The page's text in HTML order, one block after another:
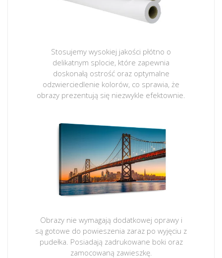
Stosujemy wysokiej jakości płótno o
delikatnym splocie, które zapewnia
doskonałą ostrość oraz optymalne
odzwierciedlenie kolorów, co sprawia, że
obrazy prezentują się niezwykle efektownie.
Obrazy nie wymagają dodatkowej oprawy i
są gotowe do powieszenia zaraz po wyjęciu z
pudełka. Posiadają zadrukowane boki oraz
zamocowaną zawieszkę.